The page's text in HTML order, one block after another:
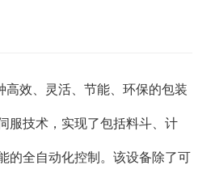
高效、灵活、节能、环保的包装
服技术，实现了包括料斗、计
的全自动化控制。该设备除了可